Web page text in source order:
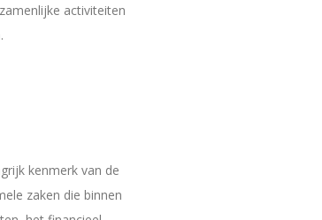
activiteiten
kenmerk van de
zaken die binnen